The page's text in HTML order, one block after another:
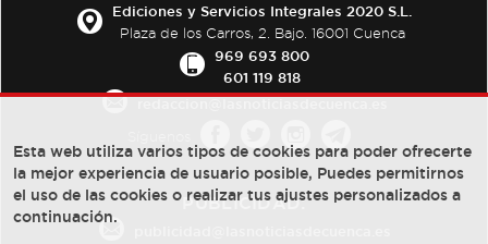
Ediciones y Servicios Integrales 2020 S.L.
Plaza de los Carros, 2. Bajo. 16001 Cuenca
969 693 800
601 119 818
PUBLICIDAD:
Esta web utiliza varios tipos de cookies para poder ofrecerte
la mejor experiencia de usuario posible, Puedes permitirnos
el uso de las cookies o realizar tus ajustes personalizados a
continuación.